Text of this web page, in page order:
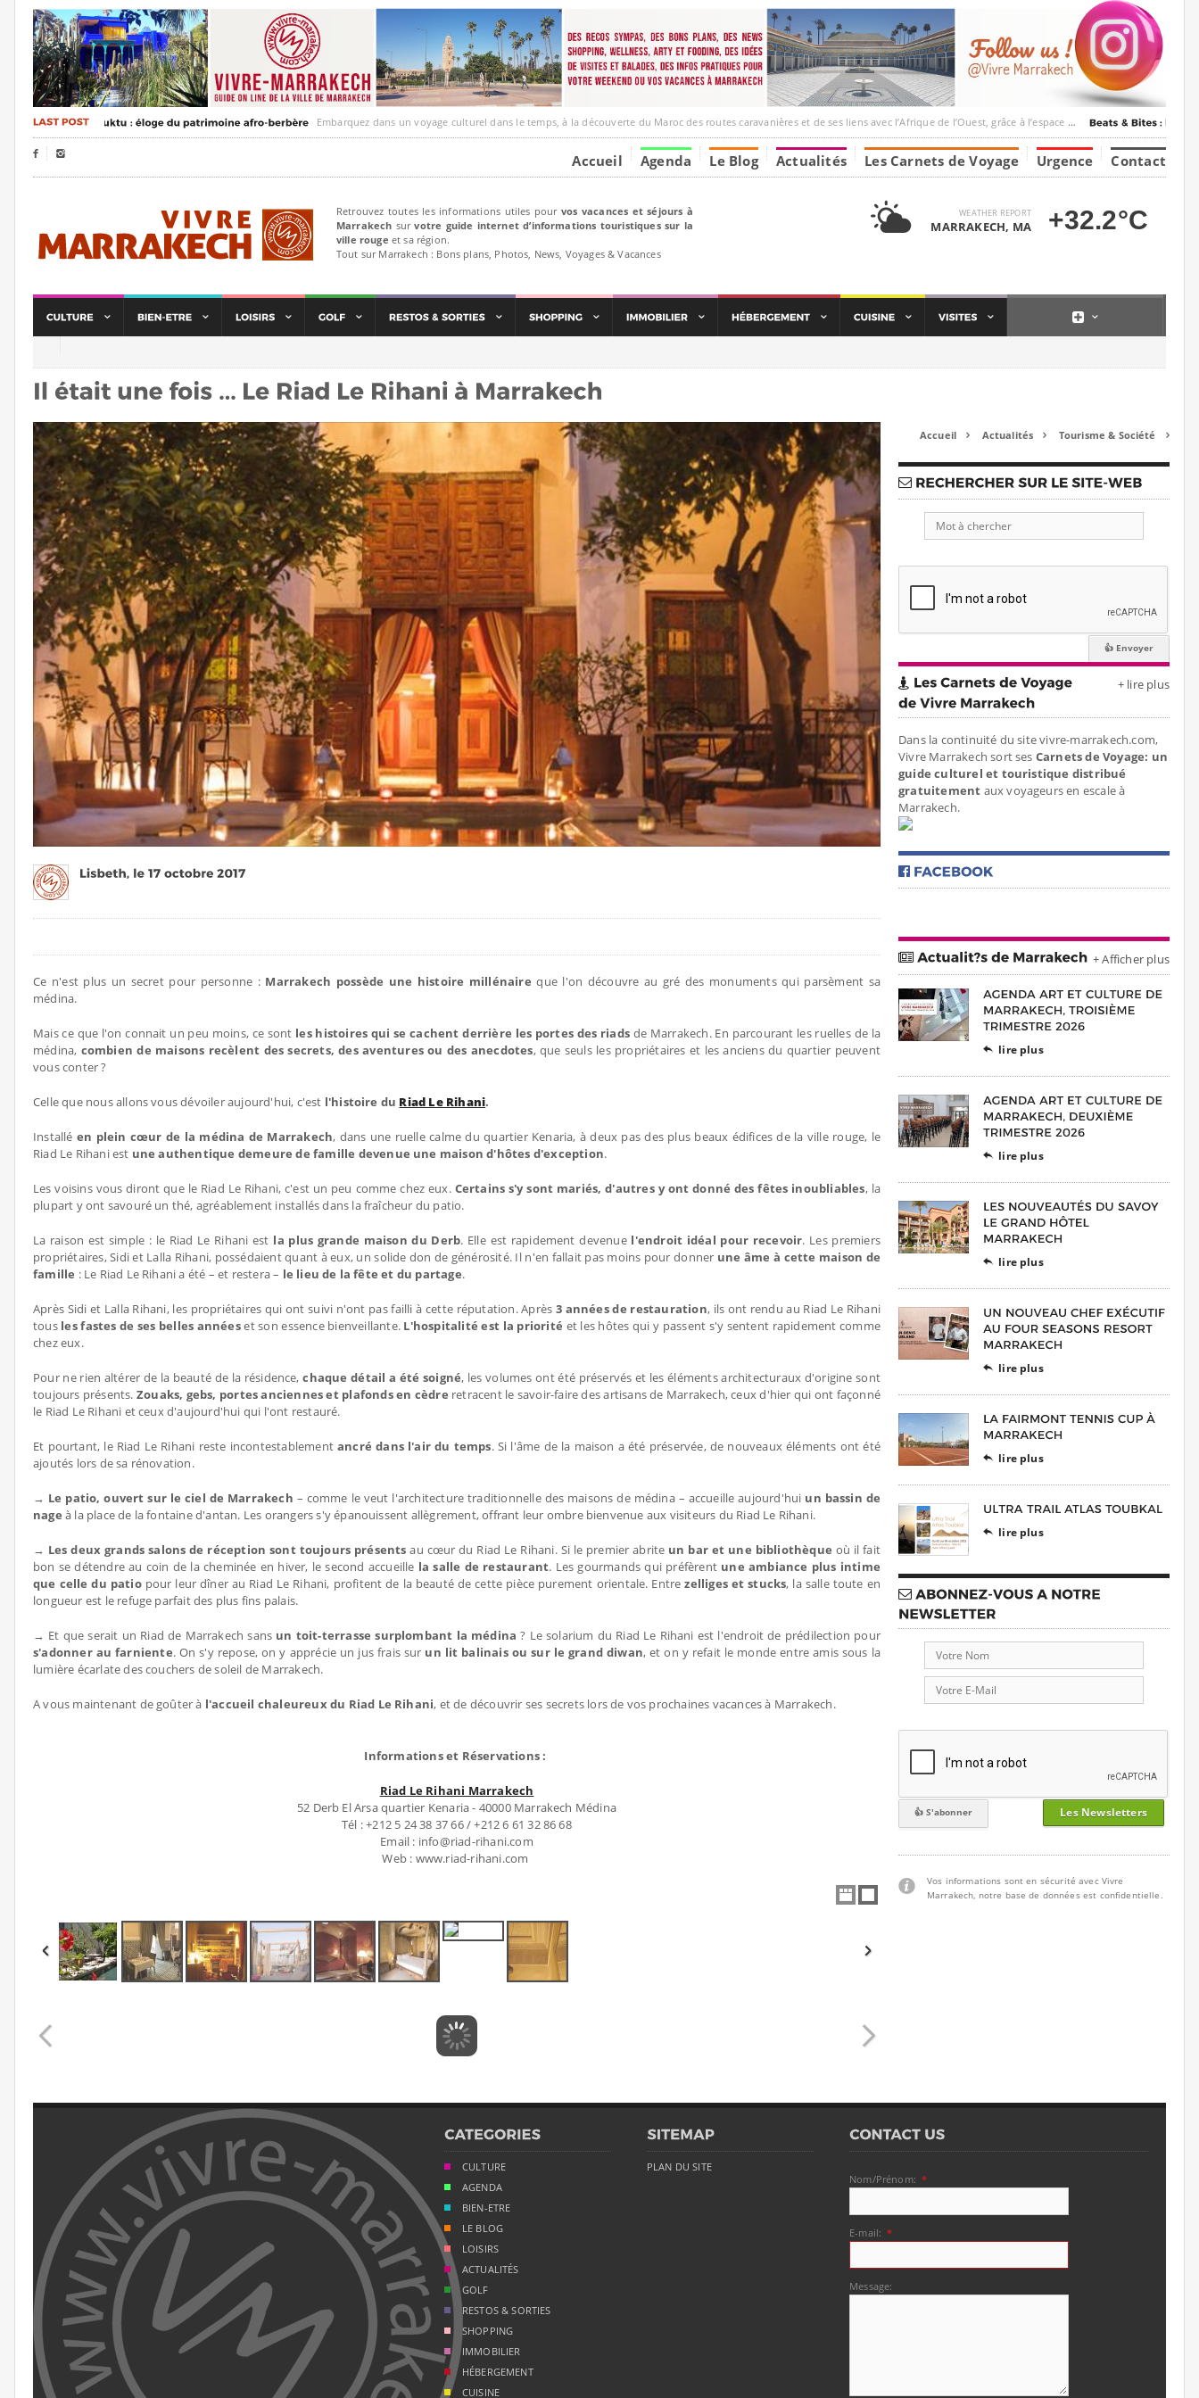
Embarquez dans un voyage culturel dans le temps, à la découverte du Maroc des routes caravanières et de ses liens avec l’Afrique de l’Ouest, grâce à l’espace Marrakesh-Tumbuktu.
  Accueil Agenda Le Blog Actualités Les Carnets de Voyage Urgence Contact
Retrouvez toutes les informations utiles pour vos vacances et séjours à
Marrakech survotre guide internet d’informations touristiques sur la
ville rouge et sa région.
Tout sur Marrakech : Bons plans, Photos, News, Voyages & Vacances
WEATHER REPORT
MARRAKECH, MA +32.2°C
Ce n'est plus un secret pour personne : Marrakech possède une histoire millénaire que l'on découvre au gré des monuments qui parsèment sa
médina.
Mais ce que l'on connait un peu moins, ce sont les histoires qui se cachent derrière les portes des riads de Marrakech. En parcourant les ruelles de la
médina, combien de maisons recèlent des secrets, des aventures ou des anecdotes, que seuls les propriétaires et les anciens du quartier peuvent
vous conter ?
Celle que nous allons vous dévoiler aujourd'hui, c'est l'histoire du Riad Le Rihani.
Installé en plein cœur de la médina de Marrakech, dans une ruelle calme du quartier Kenaria, à deux pas des plus beaux édifices de la ville rouge, le
Riad Le Rihani est une authentique demeure de famille devenue une maison d'hôtes d'exception.
Les voisins vous diront que le Riad Le Rihani, c'est un peu comme chez eux. Certains s'y sont mariés, d'autres y ont donné des fêtes inoubliables, la
plupart y ont savouré un thé, agréablement installés dans la fraîcheur du patio.
La raison est simple : le Riad Le Rihani est la plus grande maison du Derb. Elle est rapidement devenue l'endroit idéal pour recevoir. Les premiers
propriétaires, Sidi et Lalla Rihani, possédaient quant à eux, un solide don de générosité. Il n'en fallait pas moins pour donner une âme à cette maison de
famille : Le Riad Le Rihani a été – et restera – le lieu de la fête et du partage.
Après Sidi et Lalla Rihani, les propriétaires qui ont suivi n'ont pas failli à cette réputation. Après 3 années de restauration, ils ont rendu au Riad Le Rihani
tous les fastes de ses belles annéeset son essence bienveillante. L'hospitalité est la priorité et les hôtes qui y passent s'y sentent rapidement comme
chez eux.
Pour ne rien altérer de la beauté de la résidence,chaque détail a été soigné, les volumes ont été préservés et les éléments architecturaux d'origine sont
toujours présents. Zouaks, gebs, portes anciennes et plafonds en cèdre retracent le savoir-faire des artisans de Marrakech, ceux d'hier qui ont façonné
le Riad Le Rihani et ceux d'aujourd'hui qui l'ont restauré.
Et pourtant, le Riad Le Rihani reste incontestablementancré dans l'air du temps. Si l'âme de la maison a été préservée, de nouveaux éléments ont été
ajoutés lors de sa rénovation.
→ Le patio, ouvert sur le ciel de Marrakech – comme le veut l'architecture traditionnelle des maisons de médina – accueille aujourd'hui un bassin de
nage à la place de la fontaine d'antan. Les orangers s'y épanouissent allègrement, offrant leur ombre bienvenue aux visiteurs du Riad Le Rihani.
→ Les deux grands salons de réception sont toujours présents au cœur du Riad Le Rihani. Si le premier abrite un bar et une bibliothèque où il fait
bon se détendre au coin de la cheminée en hiver, le second accueille la salle de restaurant. Les gourmands qui préfèrent une ambiance plus intime
que celle du patio pour leur dîner au Riad Le Rihani, profitent de la beauté de cette pièce purement orientale. Entre zelliges et stucks, la salle toute en
longueur est le refuge parfait des plus fins palais.
→ Et que serait un Riad de Marrakech sans un toit-terrasse surplombant la médina ? Le solarium du Riad Le Rihani est l'endroit de prédilection pour
s'adonner au farniente. On s'y repose, on y apprécie un jus frais sur un lit balinais ou sur le grand diwan, et on y refait le monde entre amis sous la
lumière écarlate des couchers de soleil de Marrakech.
A vous maintenant de goûter à l'accueil chaleureux du Riad Le Rihani, et de découvrir ses secrets lors de vos prochaines vacances à Marrakech.
Informations et Réservations :
Riad Le Rihani Marrakech
52 Derb El Arsa quartier Kenaria - 40000 Marrakech Médina
Tél : +212 5 24 38 37 66 / +212 6 61 32 86 68
Email : info@riad-rihani.com
Web : www.riad-rihani.com
Accueil  Actualités  Tourisme & Société 
+ lire plus
Dans la continuité du site vivre-marrakech.com,
Vivre Marrakech sort ses Carnets de Voyage: un
guide culturel et touristique distribué
gratuitement aux voyageurs en escale à
Marrakech.
+ Afficher plus
 lire plus
 lire plus
 lire plus
 lire plus
 lire plus
 lire plus
Les Newsletters
Vos informations sont en sécurité avec Vivre
Marrakech, notre base de données est confidentielle.
CULTURE
AGENDA
BIEN-ETRE
LE BLOG
LOISIRS
ACTUALITÉS
GOLF
RESTOS & SORTIES
SHOPPING
IMMOBILIER
HÉBERGEMENT
CUISINE
PLAN DU SITE
Nom/Prénom: *
E-mail: *
Message: